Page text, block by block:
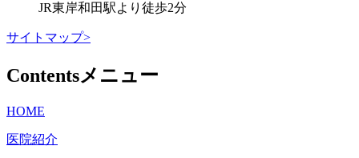
JR東岸和田駅より徒歩2分
サイトマップ>
Contentsメニュー
HOME
医院紹介